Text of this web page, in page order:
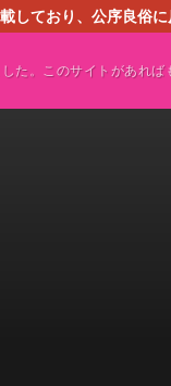
ており、公序良
た。このサイトがあれば